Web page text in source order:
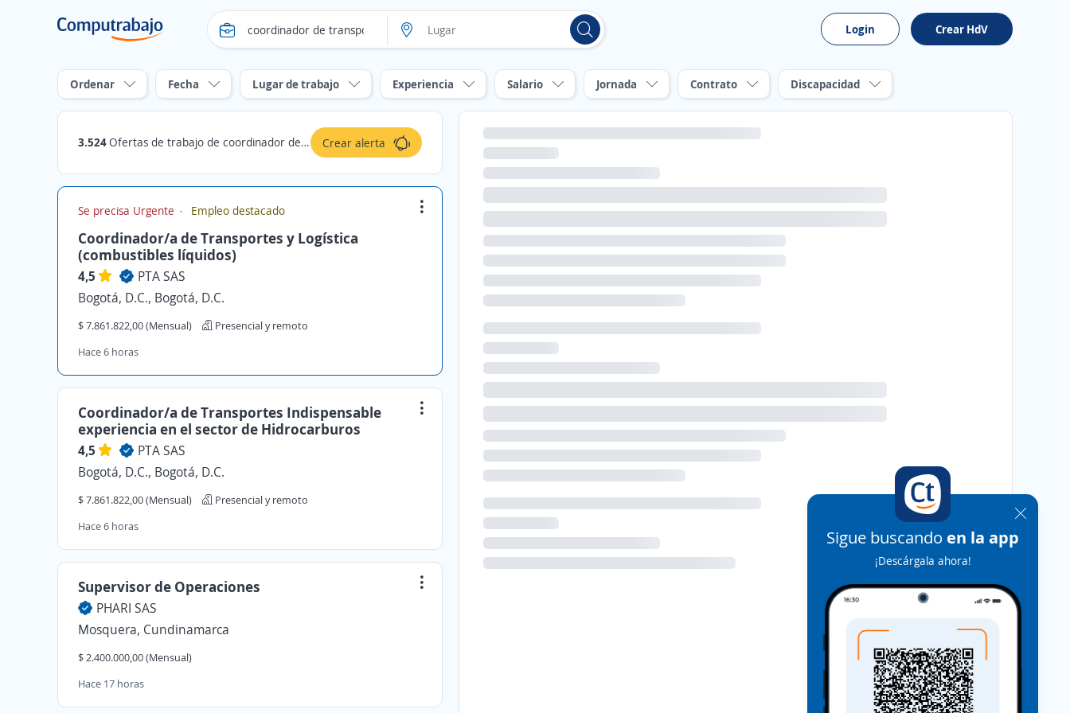
Login Crear HdV
Ordenar Fecha Lugar de trabajo Experiencia Salario Jornada Contrato Discapacidad
3.524Ofertas de trabajo de coordinador de transporte Crear alerta
Se precisa Urgente Empleo destacado
Coordinador/a de Transportes y Logística
(combustibles líquidos)
4,5
PTA SAS
Bogotá, D.C., Bogotá, D.C.
$ 7.861.822,00 (Mensual)
Presencial y remoto
Hace 6 horas
Coordinador/a de Transportes Indispensable
experiencia en el sector de Hidrocarburos
4,5
PTA SAS
Bogotá, D.C., Bogotá, D.C.
$ 7.861.822,00 (Mensual)
Presencial y remoto
Hace 6 horas
Supervisor de Operaciones
PHARI SAS
Mosquera, Cundinamarca
$ 2.400.000,00 (Mensual)
Hace 17 horas
Sigue buscando en la app
¡Descárgala ahora!